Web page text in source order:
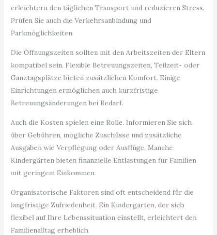
erleichtern den täglichen Transport und reduzieren Stress.
Prüfen Sie auch die Verkehrsanbindung und
Parkmöglichkeiten.
Die Öffnungszeiten sollten mit den Arbeitszeiten der Eltern
kompatibel sein. Flexible Betreuungszeiten, Teilzeit- oder
Ganztagsplätze bieten zusätzlichen Komfort. Einige
Einrichtungen ermöglichen auch kurzfristige
Betreuungsänderungen bei Bedarf.
Auch die Kosten spielen eine Rolle. Informieren Sie sich
über Gebühren, mögliche Zuschüsse und zusätzliche
Ausgaben wie Verpflegung oder Ausflüge. Manche
Kindergärten bieten finanzielle Entlastungen für Familien
mit geringem Einkommen.
Organisatorische Faktoren sind oft entscheidend für die
langfristige Zufriedenheit. Ein Kindergarten, der sich
flexibel auf Ihre Lebenssituation einstellt, erleichtert den
Familienalltag erheblich.